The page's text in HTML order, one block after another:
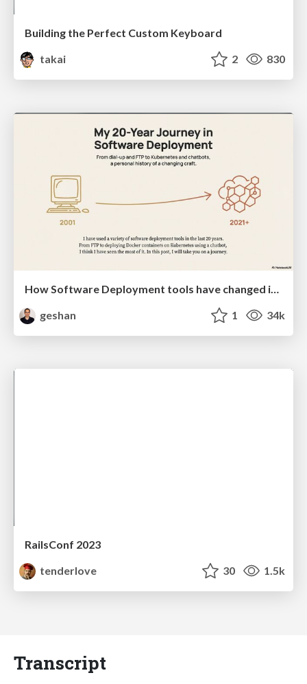
Building the Perfect Custom Keyboard
takai
2 830
geshan
1 34k
RailsConf 2023
tenderlove
30 1.5k
Transcript